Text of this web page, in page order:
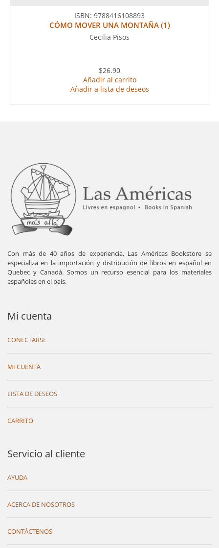
ISBN: 9788416108893
CÓMO MOVER UNA MONTAÑA (1)
Cecilia Pisos
$26.90
Añadir al carrito
Añadir a lista de deseos
Con más de 40 años de experiencia, Las Américas Bookstore se
especializa en la importación y distribución de libros en español en
Quebec y Canadá. Somos un recurso esencial para los materiales
españoles en el país.
Mi cuenta
CONECTARSE
MI CUENTA
LISTA DE DESEOS
CARRITO
Servicio al cliente
AYUDA
ACERCA DE NOSOTROS
CONTÁCTENOS